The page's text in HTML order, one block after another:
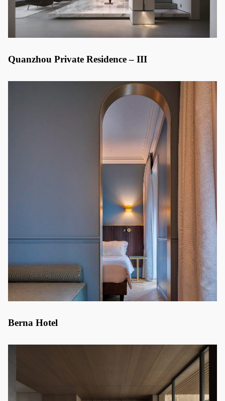
Quanzhou Private Residence – III
Berna Hotel